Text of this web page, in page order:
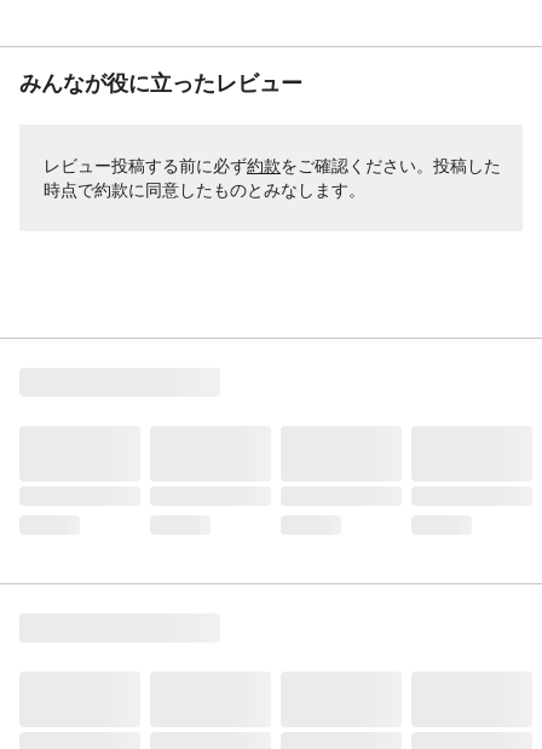
みんなが役に立ったレビュー
レビュー投稿する前に必ず約款をご確認ください。投稿した
時点で約款に同意したものとみなします。